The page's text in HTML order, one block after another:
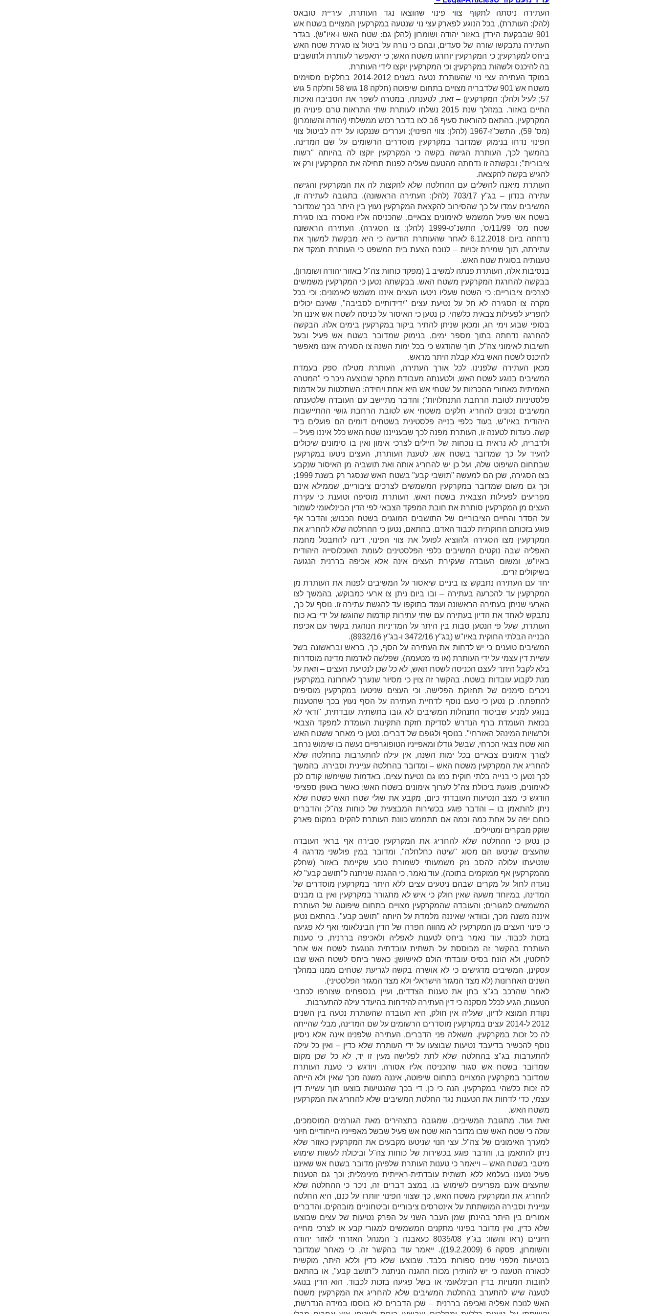
העתירה ניסתה לתקוף צווי פינוי שהוצאו נגד העותרת, עיריית טובאס
(להלן: העותרת), בכל הנוגע לפארק עצי נוי שנטעה במקרקעין המצויים בשטח אש
901 שבבקעת הירדן באזור יהודה ושומרון (להלן גם:
שטח האש ו-איו"ש). בגדר
העתירה נתבקשו שורה של סעדים, ובהם כי נורה על ביטול צו סגירת שטח האש
ביחס למקרקעין; כי המקרקעין יוחרגו משטח האש; כי יתאפשר לעותרת ולתושבים
בה להיכנס ולשהות במקרקעין; וכי המקרקעין יוקצו לידי העותרת.
במוקד העתירה עצי נוי שהעותרת נטעה בשנים 2014-2012 בחלקים מסוימים
משטח אש 901 שלדבריה מצויים בתחום שיפוטה (חלקה 18 גוש 58 וחלקה 5 גוש
57; לעיל ולהלן:
המקרקעין) – זאת, לטענתה, במטרה לשפר את הסביבה ואיכות
החיים באזור. במהלך שנת 2015 נשלחו לעותרת שתי התראות טרם פינויה מן
המקרקעין, בהתאם להוראות סעיף 6ב לצו בדבר רכוש ממשלתי (יהודה והשומרון)
(מס' 59), התשכ"ז-1967 (להלן:
צווי הפינוי); ועררים שננקטו על ידה לביטול צווי
הפינוי נדחו בנימוק שמדובר במקרקעין מוסדרים הרשומים על שם המדינה.
בהמשך לכך, העותרת הגישה בקשה כי המקרקעין יוקצו לה בהיותה "רשות
ציבורית"; ובקשתה זו נדחתה מהטעם שעליה לפנות תחילה את המקרקעין ורק אז
להגיש בקשה להקצאה.
העותרת מיאנה להשלים עם ההחלטה שלא להקצות לה את המקרקעין והגישה
עתירה בנדון – בג"ץ 703/17 (להלן:
העתירה הראשונה). בתגובה לעתירה זו,
המשיבים עמדו על כך שהסירוב להקצאת המקרקעין נעוץ בין היתר בכך שמדובר
בשטח אש פעיל המשמש לאימונים צבאיים, שהכניסה אליו נאסרה בצו סגירת
שטח מס' 11/99/ס', התשנ"ט-1999 (להלן:
צו הסגירה). העתירה הראשונה
נדחתה ביום 6.12.2018 לאחר שהעותרת הודיעה כי היא מבקשת למשוך את
עתירתה, תוך שמירת זכויות – לנוכח הצעת בית המשפט כי העותרת תמקד את
טענותיה בסוגית שטח האש.
בנסיבות אלה, העותרת פנתה למשיב 1 (מפקד כוחות צה"ל באזור יהודה ושומרון),
בבקשה להחרגת המקרקעין משטח האש. בבקשתה נטען כי המקרקעין משמשים
לצרכים ציבוריים; כי השטח שעליו ניטעו העצים איננו משמש לאימונים; וכי בכל
מקרה צו הסגירה לא חל על נטיעת עצים "ידידותיים לסביבה", שאינם יכולים
להפריע לפעילות צבאית כלשהי. כן נטען כי האיסור על כניסה לשטח אש איננו חל
בסופי שבוע וימי חג, ומכאן שניתן להתיר ביקור במקרקעין בימים אלה. הבקשה
להחרגה נדחתה בתוך מספר ימים, בנימוק שמדובר בשטח אש פעיל ובעל
חשיבות לאימוני צה"ל, תוך שהודגש כי בכל ימות השנה צו הסגירה איננו מאפשר
להיכנס לשטח האש בלא קבלת היתר מראש.
מכאן העתירה שלפנינו. לכל אורך העתירה, העותרת מטילה ספק בעמדת
המשיבים בנוגע לשטח האש, ולטענתה מעבודת מחקר שבוצעה ניכר כי "המטרה
האמיתית מאחורי ההכרזות על שטחי אש היא אחת ויחידה: השתלטות על אדמות
פלסטיניות לטובת הרחבת התנחלויות"; והדבר מתיישב עם העובדה שלטענתה
המשיבים נכונים להחריג חלקים משטחי אש לטובת הרחבת גושי ההתיישבות
היהודית באיו"ש, בעוד כלפי בנייה פלסטינית בשטחים דומים הם פועלים ביד
קשה. כעדות לטענה זו, העותרת מפנה לכך שבענייננו שטח האש כלל איננו פעיל –
ולדבריה, לא נראית בו נוכחות של חיילים לצרכי אימון ואין בו סימונים שיכולים
להעיד על כך שמדובר בשטח אש. לטענת העותרת, העצים ניטעו במקרקעין
שבתחום השיפוט שלה, ועל כן יש להחריג אותה ואת תושביה מן האיסור שנקבע
בצו הסגירה, שכן הם למעשה "תושבי קבע" בשטח האש שנסגר רק בשנת 1999;
וכך גם משום שמדובר במקרקעין המשמשים לצרכים ציבוריים, שממילא אינם
מפריעים לפעילות הצבאית בשטח האש. העותרת מוסיפה וטוענת כי עקירת
העצים מן המקרקעין סותרת את חובת המפקד הצבאי לפי הדין הבינלאומי לשמור
על הסדר והחיים הציבוריים של התושבים המוגנים בשטח הכבוש; והדבר אף
פוגע בזכותם החוקתית לכבוד האדם. בהתאם, נטען כי ההחלטה שלא להחריג את
המקרקעין מצו הסגירה ולהוציא לפועל את צווי הפינוי, דינה להתבטל מחמת
האפליה שבה נוקטים המשיבים כלפי הפלסטינים לעומת האוכלוסייה היהודית
באיו"ש, ומשום העובדה שעקירת העצים אינה אלא אכיפה בררנית הנגועה
בשיקולים זרים.
יחד עם העתירה נתבקש צו ביניים שיאסור על המשיבים לפנות את העותרת מן
המקרקעין עד להכרעה בעתירה – ובו ביום ניתן צו ארעי כמבוקש, בהמשך לצו
הארעי שניתן בעתירה הראשונה ועמד בתוקפו עד להגשת עתירה זו. נוסף על כך,
נתבקש לאחד את הדיון בעתירה עם שתי עתירות קודמות שהוגשו על ידי בא כוח
העותרת, שעל פי הנטען סבות בין היתר על המדיניות הנוהגת בקשר עם אכיפת
הבנייה הבלתי החוקית באיו"ש (בג"ץ 3472/16 ו-בג"ץ 8932/16).
המשיבים טוענים כי יש לדחות את העתירה על הסף, כך, בראש ובראשונה בשל
עשיית דין עצמי על ידי העותרת (או מי מטעמה), שפלשה לאדמות מדינה מוסדרות
בלא לקבל היתר לעצם הכניסה לשטח האש, לא כל שכן לנטיעת העצים – וזאת על
מנת לקבוע עובדות בשטח. בהקשר זה צוין כי מסיור שנערך לאחרונה במקרקעין
ניכרים סימנים של תחזוקת הפלישה, וכי העצים שניטעו במקרקעין מוסיפים
להתפתח. כן נטען כי טעם נוסף לדחיית העתירה על הסף נעוץ בכך שהטענות
בנוגע למניע שביסוד התנהלות המשיבים לא גובו בתשתית עובדתית, "ודאי לא
בכזאת העומדת ברף הנדרש לסדיקת חזקת התקינות העומדת למפקד הצבאי
ולרשויות המינהל האזרחי". בנוסף ולגופם של דברים, נטען כי מאחר ששטח האש
הוא שטח צבאי הכרחי, שבשל גודלו ומאפייניו הטופוגרפיים נעשה בו שימוש נרחב
לצורך אימונים צבאיים בכל ימות השנה, אין עילה להתערבות בהחלטה שלא
להחריג את המקרקעין משטח האש – ומדובר בהחלטה עניינית וסבירה. בהמשך
לכך נטען כי בנייה בלתי חוקית כמו גם נטיעת עצים, באדמות ששימשו קודם לכן
לאימונים, פוגעת ביכולת צה"ל לערוך אימונים בשטח האש; כאשר באופן ספציפי
הודגש כי מצב הנטיעות העובדתי כיום, מקבע את שולי שטח האש כשטח שלא
ניתן להתאמן בו – והדבר פוגע בכשירות המבצעית של כוחות צה"ל; והדברים
כוחם יפה על אחת כמה וכמה אם תתממש כוונת העותרת להקים במקום פארק
שוקק מבקרים ומטיילים.
כן נטען כי ההחלטה שלא להחריג את המקרקעין סבירה אף בראי העובדה
שהעצים שניטעו הם מסוג "שיטה כחלחלה", ומדובר במין פולשני מדרגה 4
שנטיעתו עלולה להסב נזק משמעותי לשמורת טבע שקיימת באזור (שחלק
מהמקרקעין אף ממוקמים בתוכה). עוד נאמר, כי ההגנה שניתנה ל"תושב קבע" לא
נועדה לחול על מקרים שבהם ניטעים עצים ללא היתר במקרקעין מוסדרים של
המדינה, במיוחד משעה שאין חולק כי איש לא מתגורר במקרקעין ואין בו מבנים
המשמשים למגורים; והעובדה שהמקרקעין מצויים בתחום שיפוטה של העותרת
איננה משנה מכך, ובוודאי שאיננה מלמדת על היותה "תושב קבע". בהתאם נטען
כי פינוי העצים מן המקרקעין לא מהווה הפרה של הדין הבינלאומי ואף לא פגיעה
בזכות לכבוד. עוד נאמר ביחס לטענות לאפליה ולאכיפה בררנית, כי טענות
העותרת בהקשר זה מבוססת על תשתית עובדתית הנוגעת לשטח אש אחר
לחלוטין, ולא הונח בסיס עובדתי הולם לאישושן; כאשר ביחס לשטח האש שבו
עסקינן, המשיבים מדגישים כי לא אושרה בקשה לגריעת שטחים ממנו במהלך
השנים האחרונות (לא מצד המגזר הישראלי ולא מצד המגזר הפלסטיני).
לאחר שהרכב בג"צ בחן את טענות הצדדים, ועיין בנספחים שצורפו לכתבי
הטענות, הגיע לכלל מסקנה כי דין העתירה להידחות בהיעדר עילה להתערבות.
נקודת המוצא לדיון, שעליה אין חולק, היא העובדה שהעותרת נטעה בין השנים
2012 ל-2014 עצים במקרקעין מוסדרים הרשומים על שם המדינה, מבלי שהייתה
לה כל זכות במקרקעין. משאלה פני הדברים, העתירה שלפנינו אינה אלא ניסיון
נוסף להכשיר בדיעבד נטיעות שבוצעו על ידי העותרת שלא כדין – ואין כל עילה
להתערבות בג"צ בהחלטה שלא לתת לפלישה מעין זו יד, לא כל שכן מקום
שמדובר בשטח אש סגור שהכניסה אליו אסורה. ויודגש כי טענת העותרת
שמדובר במקרקעין המצויים בתחום שיפוטה, איננה משנה מכך שאין ולא הייתה
לה זכות כלשהי במקרקעין. הנה כי כן, די בכך שהנטיעות בוצעו תוך עשיית דין
עצמי, כדי לדחות את הטענות נגד החלטת המשיבים שלא להחריג את המקרקעין
משטח האש.
זאת ועוד. מתגובת המשיבים, שמגובה בתצהירים מאת הגורמים המוסמכים,
עולה כי שטח האש שבו מדובר הוא שטח אש פעיל שבשל מאפייניו הייחודיים חיוני
למערך האימונים של צה"ל. עצי הנוי שניטעו מקבעים את המקרקעין כאזור שלא
ניתן להתאמן בו, והדבר פוגע בכשירות של כוחות צה"ל וביכולת לעשות שימוש
מיטבי בשטח האש – וייאמר כי טענות העותרת שלפיהן מדובר בשטח אש שאיננו
פעיל נטענו בעלמא ללא תשתית עובדתית-ראייתית מינימלית; וכך גם הטענות
שהעצים אינם מפריעים לשימוש בו. במצב דברים זה, ניכר כי ההחלטה שלא
להחריג את המקרקעין משטח האש, כך שצווי הפינוי יוותרו על כנם, היא החלטה
עניינית וסבירה המושתתת על אינטרסים ציבוריים וביטחוניים מובהקים. והדברים
אמורים בין היתר בהינתן שמן העבר השני על הפרק נטיעות של עצים שבוצעו
שלא כדין, ואין מדובר בפינוי מתקנים המשמשים למגורי קבע או לצרכי מחייה
חיוניים (ראו והשוו: בג"ץ 8035/08
כעאבנה נ' המנהל האזרחי לאזור יהודה
והשומרון
, פסקה 6 (19.2.2009)). ייאמר עוד בהקשר זה, כי מאחר שמדובר
בנטיעות מלפני שנים ספורות בלבד, שבוצעו שלא כדין וללא היתר, מוקשית
לכאורה הטענה כי יש להותירן מכוח ההגנה הניתנת ל"תושב קבע", או בהתאם
לחובות המנויות בדין הבינלאומי או בשל פגיעה בזכות לכבוד. הוא הדין בנוגע
לטענה שיש להתערב בהחלטת המשיבים שלא להחריג את המקרקעין משטח
האש לנוכח אפליה ואכיפה בררנית – שכן הדברים לא בוססו במידה הנדרשת,